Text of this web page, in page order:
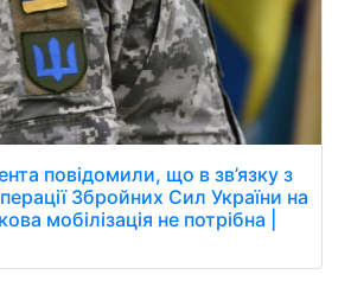
повідомили, що в зв’язку з
Збройних Сил України на
мобілізація не потрібна |